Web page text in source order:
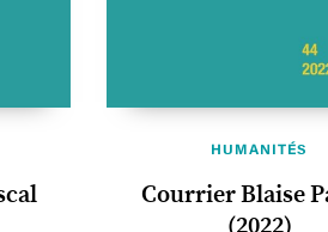
HUMANITÉS
Courrier Blaise
(2022)